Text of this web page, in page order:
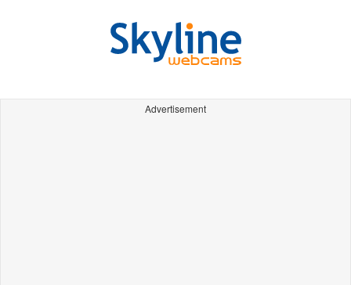
Advertisement